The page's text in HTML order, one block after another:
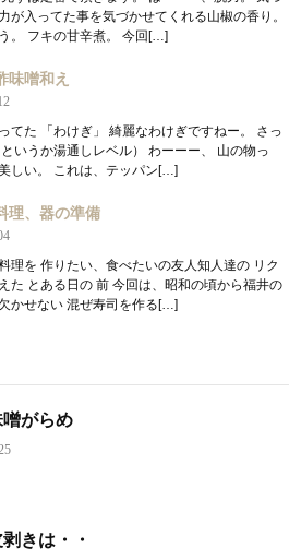
が入ってた事を気づかせてくれる山椒の香り。
。 フキの甘辛煮。 今回[…]
味噌和え
てた 「わけぎ」 綺麗なわけぎですねー。 さっ
いうか湯通しレベル） わーーー、 山の物っ
しい。 これは、テッパン[…]
理、器の準備
理を 作りたい、食べたいの友人知人達の リク
た とある日の 前 今回は、昭和の頃から福井の
かせない 混ぜ寿司を作る[…]
がらめ
きは・・